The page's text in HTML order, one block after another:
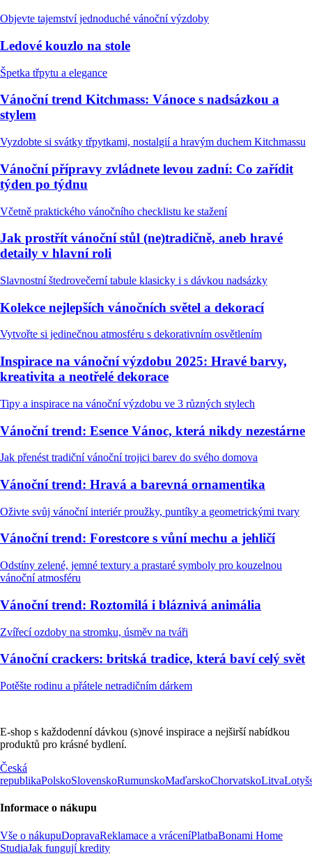
Objevte tajemství jednoduché vánoční výzdoby
Ledové kouzlo na stole
Špetka třpytu a elegance
Vánoční trend Kitchmass: Vánoce s nadsázkou a
stylem
Vyzdobte si svátky třpytkami, nostalgií a hravým duchem Kitchmassu
Vánoční přípravy zvládnete levou zadní: Co zařídit
týden po týdnu
Včetně praktického vánočního checklistu ke stažení
Jak prostřít vánoční stůl (ne)tradičně, aneb hravé
detaily v hlavní roli
Slavnostní štedrovečerní tabule klasicky i s dávkou nadsázky
Kolekce nejlepších vánočních světel a dekorací
Vytvořte si jedinečnou atmosféru s dekorativním osvětlením
Inspirace na vánoční výzdobu 2025: Hravé barvy,
kreativita a neotřelé dekorace
Tipy a inspirace na vánoční výzdobu ve 3 různých stylech
Vánoční trend: Esence Vánoc, která nikdy nezestárne
Jak přenést tradiční vánoční trojici barev do svého domova
Vánoční trend: Hravá a barevná ornamentika
Oživte svůj vánoční interiér proužky, puntíky a geometrickými tvary
Vánoční trend: Forestcore s vůní mechu a jehličí
Odstíny zelené, jemné textury a prastaré symboly pro kouzelnou
vánoční atmosféru
Vánoční trend: Roztomilá i bláznivá animália
Zvířecí ozdoby na stromku, úsměv na tváři
Vánoční crackers: britská tradice, která baví celý svět
Potěšte rodinu a přátele netradičním dárkem
E-shop s každodenní dávkou (s)nové inspirace a nejširší nabídkou
produktů pro krásné bydlení.
Česká
republikaPolskoSlovenskoRumunskoMaďarskoChorvatskoLitva
Informace o nákupu
Vše o nákupuDopravaReklamace a vráceníPlatbaBonami Home
StudiaJak fungují kredity